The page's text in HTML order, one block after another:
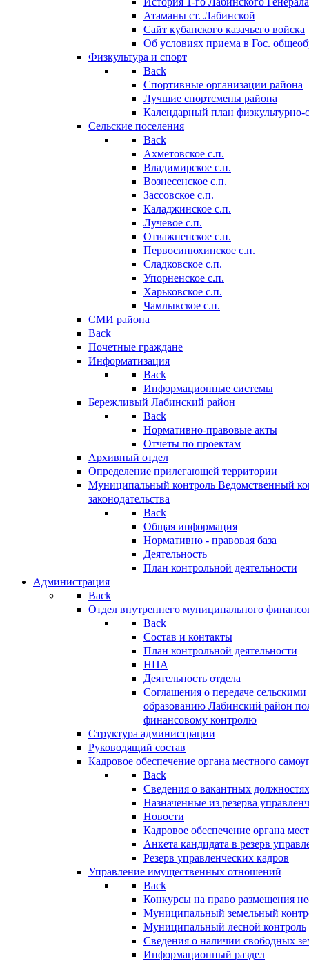
Атаманы ст. Лабинской
Cайт кубанского казачьего войска
Об условиях приема в Гос.
Физкультура и спорт
Back
Спортивные организации района
Лучшие спортсмены района
Календарный план
Сельские поселения
Back
Ахметовское с.п.
Владимирское с.п.
Вознесенское с.п.
Зассовское с.п.
Каладжинское с.п.
Лучевое с.п.
Отважненское с.п.
Первосинюхинское с.п.
Сладковское с.п.
Упорненское с.п.
Харьковское с.п.
Чамлыкское с.п.
СМИ района
Back
Почетные граждане
Информатизация
Back
Информационные системы
Бережливый Лабинский район
Back
Нормативно-правовые акты
Отчеты по проектам
Архивный отдел
Определение прилегающей территории
Муниципальный контроль Ведомственный
законодательства
Back
Общая информация
Нормативно - правовая база
Деятельность
План контрольной деятельности
Администрация
Back
Отдел внутреннего муниципального
Back
Состав и контакты
План контрольной деятельности
НПА
Деятельность отдела
Соглашения о передаче
образованию Лабинский район
финансовому контролю
Структура администрации
Руководящий состав
Кадровое обеспечение органа местного
Back
Сведения о вакантных
Назначенные из резерва
Новости
Кадровое обеспечение органа
Анкета кандидата в резерв
Резерв управленческих кадров
Управление имущественных отношений
Back
Конкурсы на право размещения
Муниципальный земельный
Муниципальный лесной контроль
Сведения о наличии свободных
Информационный раздел